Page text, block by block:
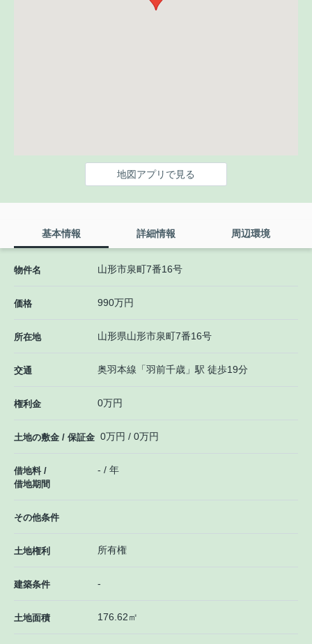
地図アプリで見る
基本情報 詳細情報 周辺環境
物件名 山形市泉町7番16号
価格 990万円
所在地 山形県山形市泉町7番16号
交通 奥羽本線 「羽前千歳 」駅 徒歩19分
権利金 0万円
土地の敷金 / 保証金 0万円 / 0万円
借地料 /
借地期間
- / 年
その他条件
土地権利 所有権
建築条件 -
土地面積 176.62㎡